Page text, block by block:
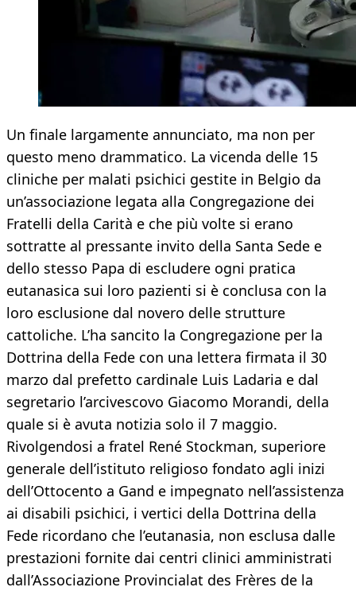
Un finale largamente annunciato, ma non per
questo meno drammatico. La vicenda delle 15
cliniche per malati psichici gestite in Belgio da
un’associazione legata alla Congregazione dei
Fratelli della Carità e che più volte si erano
sottratte al pressante invito della Santa Sede e
dello stesso Papa di escludere ogni pratica
eutanasica sui loro pazienti si è conclusa con la
loro esclusione dal novero delle strutture
cattoliche. L’ha sancito la Congregazione per la
Dottrina della Fede con una lettera firmata il 30
marzo dal prefetto cardinale Luis Ladaria e dal
segretario l’arcivescovo Giacomo Morandi, della
quale si è avuta notizia solo il 7 maggio.
Rivolgendosi a fratel René Stockman, superiore
generale dell’istituto religioso fondato agli inizi
dell’Ottocento a Gand e impegnato nell’assistenza
ai disabili psichici, i vertici della Dottrina della
Fede ricordano che l’eutanasia, non esclusa dalle
prestazioni fornite dai centri clinici amministrati
dall’Associazione Provincialat des Frères de la